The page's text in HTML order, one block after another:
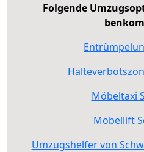
Folgende
Möbeltaxi
Möbellift
Umzugshelfer von